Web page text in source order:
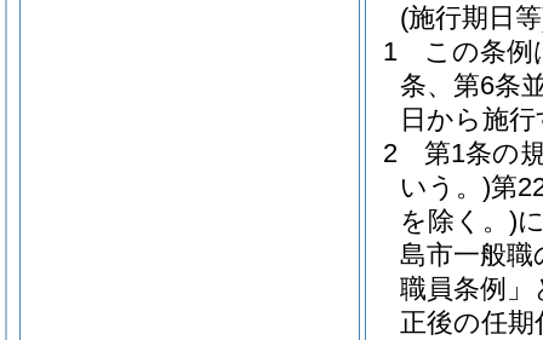
(施行期日
1
この条例
条、第6条
日から施
2
第1条の
いう。)第
を除く。)
島市一般職
職員条例」
正後の任